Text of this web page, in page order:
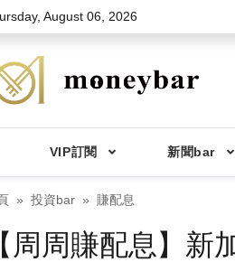
August 06, 2026
VIP訂閱 新聞bar
投資bar 賺配息
【周周賺配息】新